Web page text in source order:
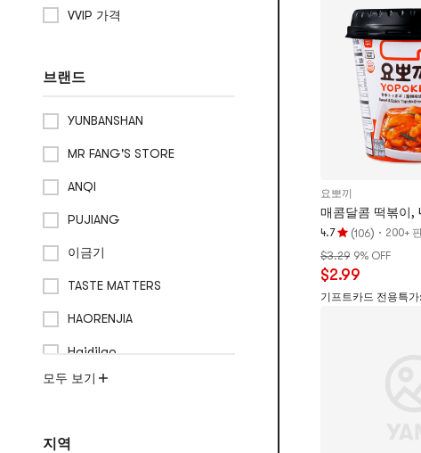
건조 해산물 & 숙성 베이컨
VVIP 가격
브랜드
YUNBANSHAN
MR FANG'S STORE
ANQI
PUJIANG
이금기
TASTE MATTERS
HAORENJIA
Haidilao
모두 보기
지역
요뽀끼
매콤달콤 떡볶이,
4.7
평
점
4.7
개
(106) · 200+
$3.29 9% OFF
$2.99
기프트카드 전용특